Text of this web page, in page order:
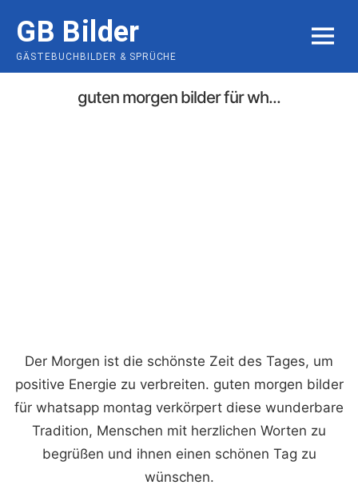
content
GB Bilder
GÄSTEBUCHBILDER & SPRÜCHE
MENU
guten morgen bilder für wh...
Der Morgen ist die schönste Zeit des Tages, um
positive Energie zu verbreiten. guten morgen bilder
für whatsapp montag verkörpert diese wunderbare
Tradition, Menschen mit herzlichen Worten zu
begrüßen und ihnen einen schönen Tag zu
wünschen.